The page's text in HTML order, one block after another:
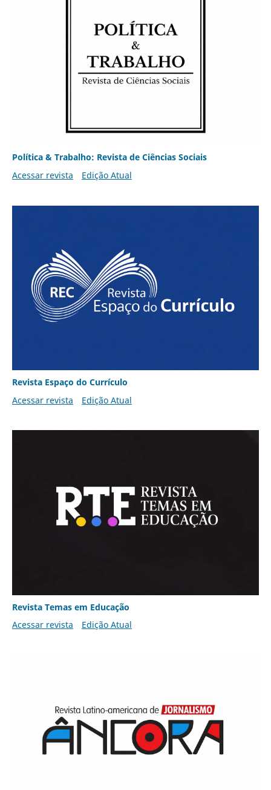
Política & Trabalho: Revista de Ciências Sociais
Acessar revista
Edição Atual
Revista Espaço do Currículo
Acessar revista
Edição Atual
Revista Temas em Educação
Acessar revista
Edição Atual